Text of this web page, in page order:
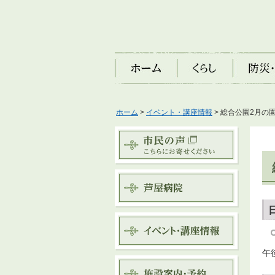
ホーム くらし 防災・安全
ホーム > イベント・講座情報 > 総合公園2月の
午